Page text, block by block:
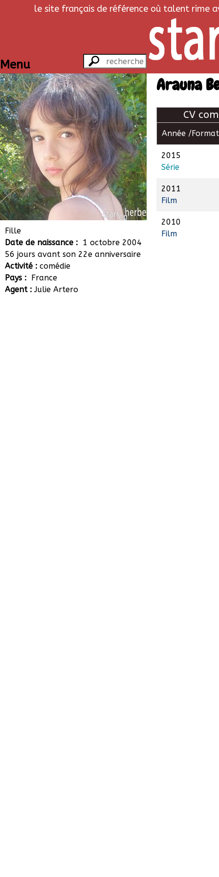
le site français de référence où talent rime
Menu
Arauna Bernheim-
Dennery
Fille
Date de naissance : 1 octobre 2004
56 jours avant son 22e anniversaire
Activité : comédie
Pays : France
Agent :Julie Artero
Arauna
CV
Année / Format
2015
Série
2011
Film
2010
Film